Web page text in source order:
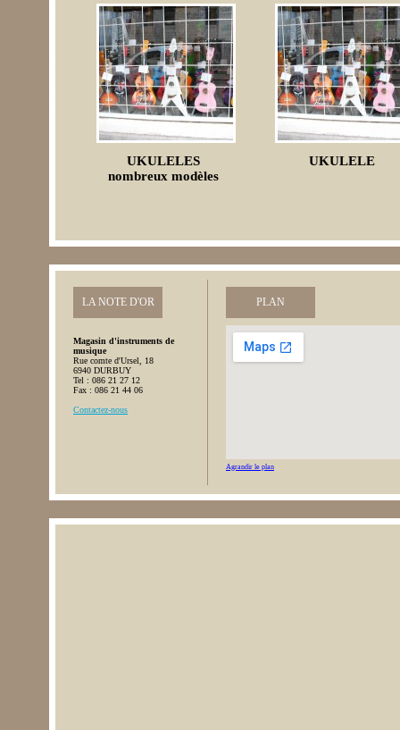
UKULELES
nombreux modèles
UKULELE
LA NOTE D'OR
Magasin d'instruments de
musique
Rue comte d'Ursel, 18
6940 DURBUY
Tel : 086 21 27 12
Fax : 086 21 44 06
Contactez-nous
PLAN
Agrandir le plan